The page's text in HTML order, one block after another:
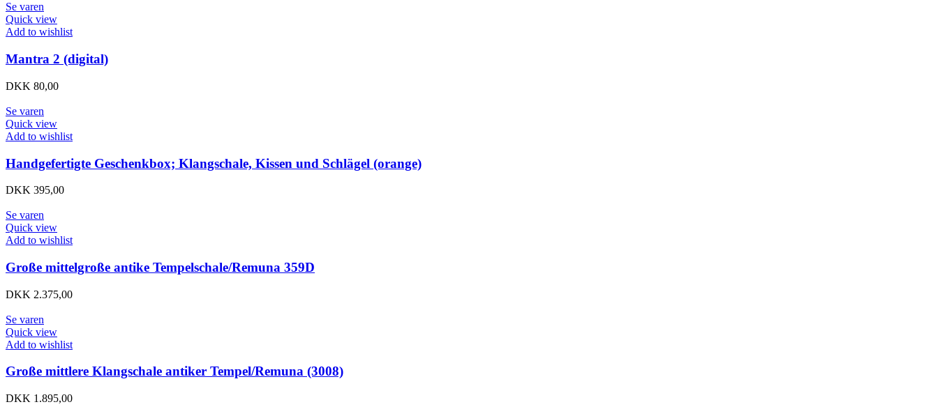
Se varen
Quick view
Add to wishlist
Mantra 2 (digital)
DKK 80,00
Se varen
Quick view
Add to wishlist
Handgefertigte Geschenkbox; Klangschale, Kissen und Schlägel (orange)
DKK 395,00
Se varen
Quick view
Add to wishlist
Große mittelgroße antike Tempelschale/Remuna 359D
DKK 2.375,00
Se varen
Quick view
Add to wishlist
Große mittlere Klangschale antiker Tempel/Remuna (3008)
DKK 1.895,00